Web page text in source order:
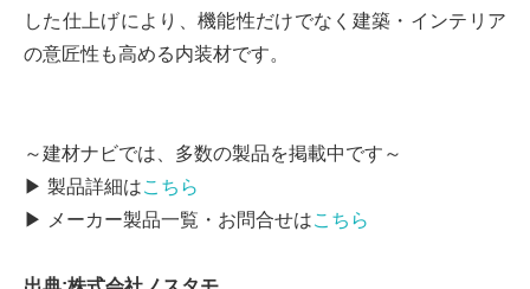
した仕上げにより、機能性だけでなく建築・インテリア
の意匠性も高める内装材です。
～建材ナビでは、多数の製品を掲載中です～
▶ 製品詳細はこちら
▶ メーカー製品一覧・お問合せはこちら